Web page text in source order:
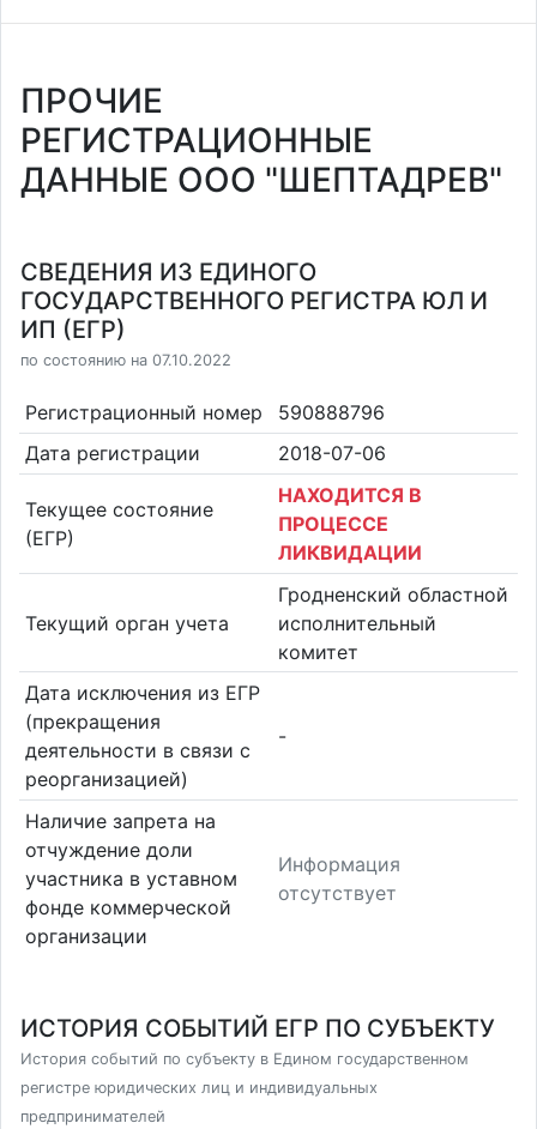
ПРОЧИЕ
РЕГИСТРАЦИОННЫЕ
ДАННЫЕ ООО "ШЕПТАДРЕВ"
СВЕДЕНИЯ ИЗ ЕДИНОГО
ГОСУДАРСТВЕННОГО РЕГИСТРА ЮЛ И
ИП (ЕГР)
по состоянию на 07.10.2022
Регистрационный номер
590888796
Дата регистрации
2018-07-06
Текущее состояние
(ЕГР)
НАХОДИТСЯ В
ПРОЦЕССЕ
ЛИКВИДАЦИИ
Текущий орган учета
Гродненский областной
исполнительный
комитет
Дата исключения из ЕГР
(прекращения
деятельности в связи с
реорганизацией)
-
Наличие запрета на
отчуждение доли
участника в уставном
фонде коммерческой
организации
Информация
отсутствует
ИСТОРИЯ СОБЫТИЙ ЕГР ПО СУБЪЕКТУ
История событий по субъекту в Едином государственном
регистре юридических лиц и индивидуальных
предпринимателей